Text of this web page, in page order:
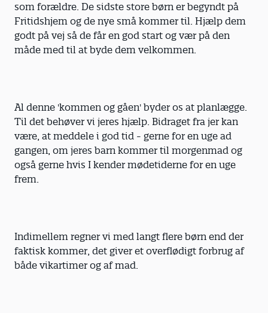
som forældre. De sidste store børn er begyndt på
Fritidshjem og de nye små kommer til. Hjælp dem
godt på vej så de får en god start og vær på den
måde med til at byde dem velkommen.
Al denne 'kommen og gåen' byder os at planlægge.
Til det behøver vi jeres hjælp. Bidraget fra jer kan
være, at meddele i god tid - gerne for en uge ad
gangen, om jeres barn kommer til morgenmad og
også gerne hvis I kender mødetiderne for en uge
frem.
Indimellem regner vi med langt flere børn end der
faktisk kommer, det giver et overflødigt forbrug af
både vikartimer og af mad.